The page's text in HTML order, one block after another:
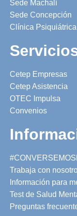
Sede Machalí
Sede Concepción
Clínica
Cetep Empresas
Cetep Asistencia
OTEC Impulsa
Convenios
Trabaja con
Información para
Test de Salud
Preguntas